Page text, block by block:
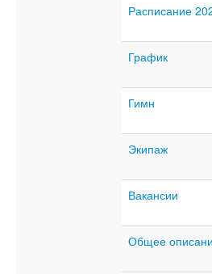
Расписание
График
Гимн
Экипаж
Вакансии
Общее